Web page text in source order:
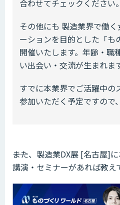
合わせてチェックください。
その他にも 製造業界で働
ーションを目的とした「も
開催いたします。年齢・職
い出会い・交流が生まれま
すでに本業界でご活躍中の
参加いただく予定ですので
――また、製造業DX展 [名古屋]
講演・セミナーがあれば教え